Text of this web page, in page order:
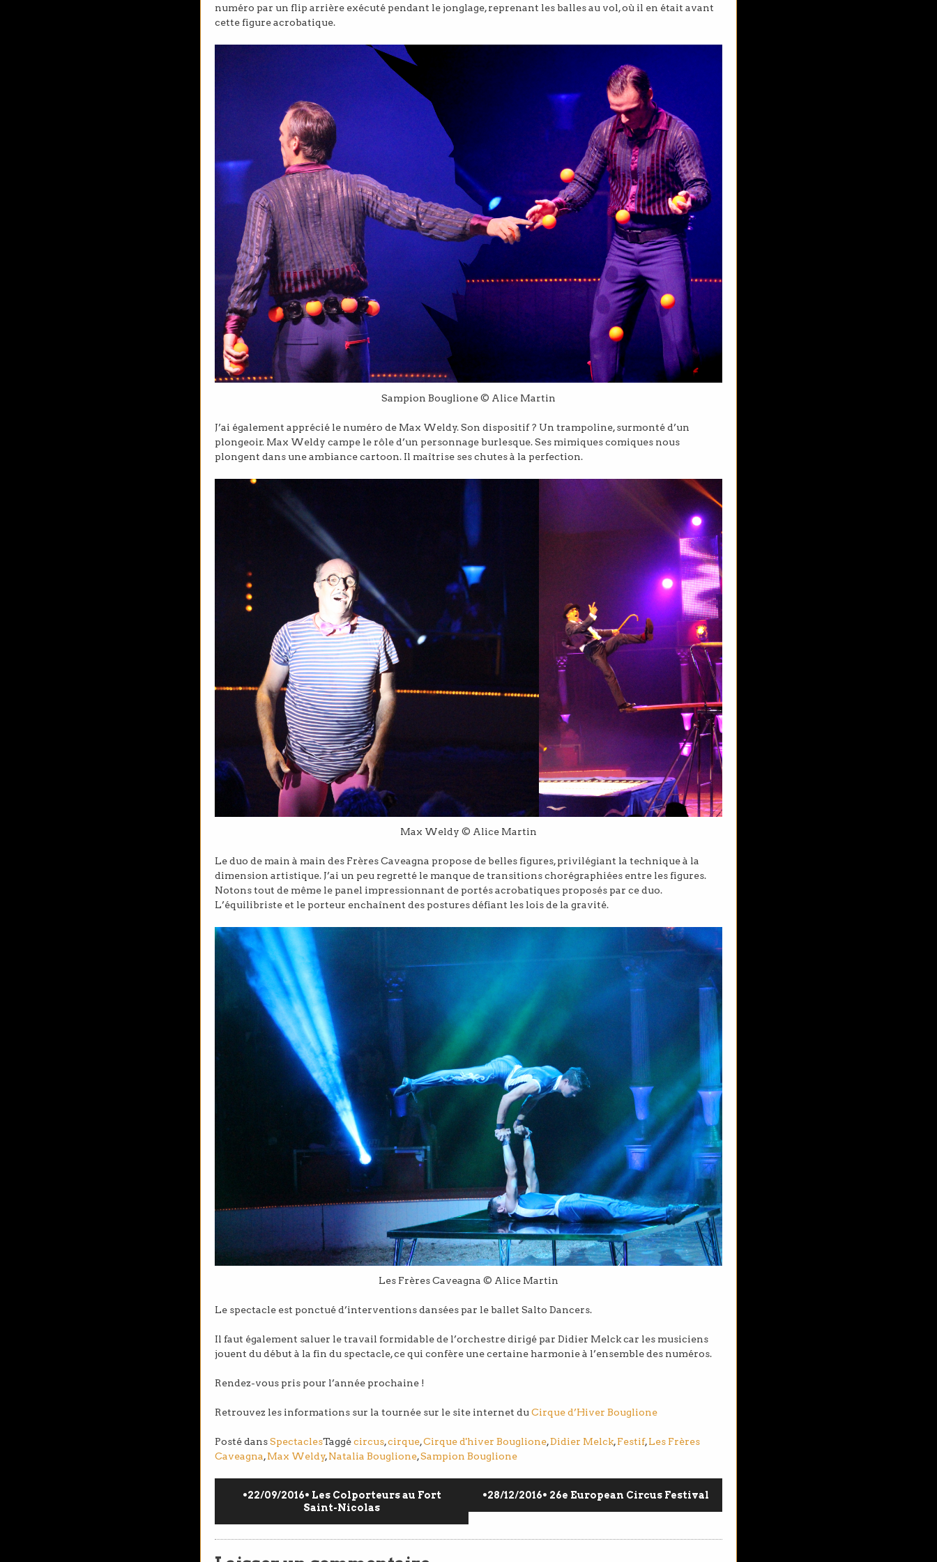
numéro par un flip arrière exécuté pendant le jonglage, reprenant les balles au vol, où il en était avant
cette figure acrobatique.
Sampion Bouglione © Alice Martin
J’ai également apprécié le numéro de Max Weldy. Son dispositif ? Un trampoline, surmonté d’un
plongeoir. Max Weldy campe le rôle d’un personnage burlesque. Ses mimiques comiques nous
plongent dans une ambiance cartoon. Il maîtrise ses chutes à la perfection.
Max Weldy © Alice Martin
Le duo de main à main des Frères Caveagna propose de belles figures, privilégiant la technique à la
dimension artistique. J’ai un peu regretté le manque de transitions chorégraphiées entre les figures.
Notons tout de même le panel impressionnant de portés acrobatiques proposés par ce duo.
L’équilibriste et le porteur enchaînent des postures défiant les lois de la gravité.
Les Frères Caveagna © Alice Martin
Le spectacle est ponctué d’interventions dansées par le ballet Salto Dancers.
Il faut également saluer le travail formidable de l’orchestre dirigé par Didier Melck car les musiciens
jouent du début à la fin du spectacle, ce qui confère une certaine harmonie à l’ensemble des numéros.
Rendez-vous pris pour l’année prochaine !
Retrouvez les informations sur la tournée sur le site internet du Cirque d’Hiver Bouglione
Posté dansSpectaclesTaggécircus,cirque,Cirque d'hiver Bouglione,Didier Melck,Festif,Les Frères
Caveagna,Max Weldy,Natalia Bouglione,Sampion Bouglione
•22/09/2016• Les Colporteurs au Fort
Saint-Nicolas
•28/12/2016• 26e European Circus Festival